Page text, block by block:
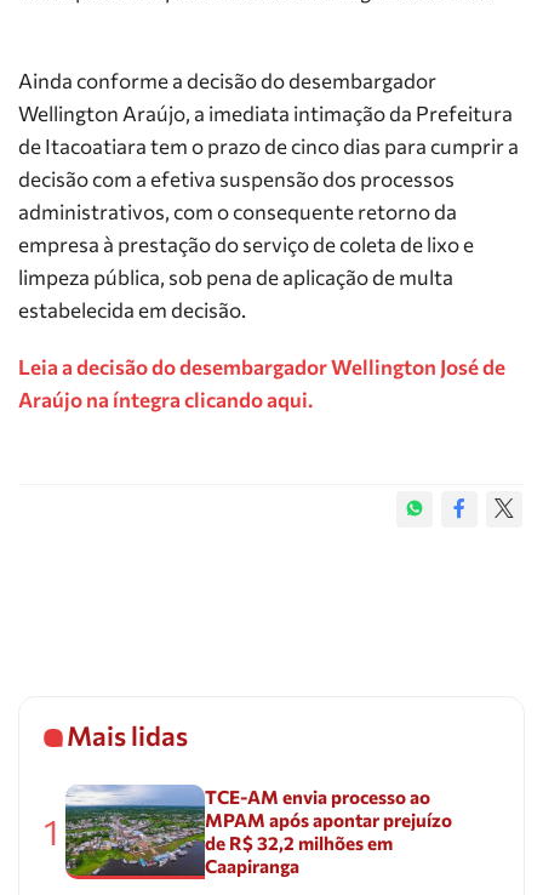
Ainda conforme a decisão do desembargador
Wellington Araújo, a imediata intimação da Prefeitura
de Itacoatiara tem o prazo de cinco dias para cumprir a
decisão com a efetiva suspensão dos processos
administrativos, com o consequente retorno da
empresa à prestação do serviço de coleta de lixo e
limpeza pública, sob pena de aplicação de multa
estabelecida em decisão.
Leia a decisão do desembargador Wellington José de
Araújo na íntegra clicando aqui.
Mais lidas
1
TCE-AM envia processo ao
MPAM após apontar prejuízo
de R$ 32,2 milhões em
Caapiranga